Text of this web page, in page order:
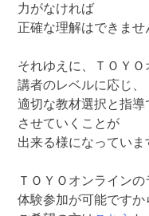
力がなければ
正確な理解はできませ
それゆえに、ＴＯＹ
講者のレベルに応じ、
適切な教材選択と指
させていくことが
出来る様になっていま
ＴＯＹＯオンライン
体験参加が可能ですか